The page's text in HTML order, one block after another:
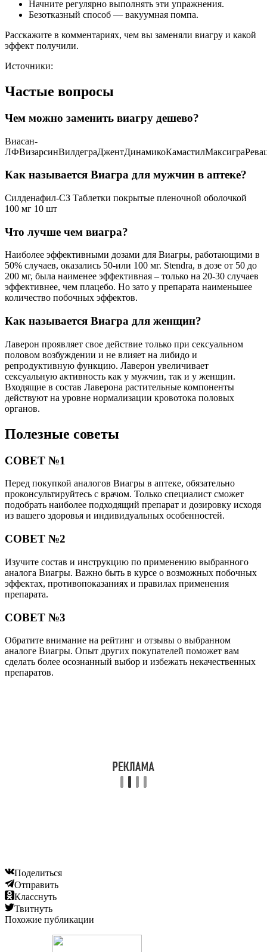
Начните регулярно выполнять эти упражнения.
Безотказный способ — вакуумная помпа.
Расскажите в комментариях, чем вы заменяли виагру и какой
эффект получили.
Источники:
Частые вопросы
Чем можно заменить виагру дешево?
Виасан-
Как называется Виагра для мужчин в аптеке?
Силденафил-СЗ Таблетки покрытые пленочной оболочкой
100 мг 10 шт
Что лучше чем виагра?
Наиболее эффективными дозами для Виагры, работающими в
50% случаев, оказались 50-или 100 мг. Stendra, в дозе от 50 до
200 мг, была наименее эффективная – только на 20-30 случаев
эффективнее, чем плацебо. Но зато у препарата наименьшее
количество побочных эффектов.
Как называется Виагра для женщин?
Лаверон проявляет свое действие только при сексуальном
половом возбуждении и не влияет на либидо и
репродуктивную функцию. Лаверон увеличивает
сексуальную активность как у мужчин, так и у женщин.
Входящие в состав Лаверона растительные компоненты
действуют на уровне нормализации кровотока половых
органов.
Полезные советы
СОВЕТ №1
Перед покупкой аналогов Виагры в аптеке, обязательно
проконсультируйтесь с врачом. Только специалист сможет
подобрать наиболее подходящий препарат и дозировку исходя
из вашего здоровья и индивидуальных особенностей.
СОВЕТ №2
Изучите состав и инструкцию по применению выбранного
аналога Виагры. Важно быть в курсе о возможных побочных
эффектах, противопоказаниях и правилах применения
препарата.
СОВЕТ №3
Обратите внимание на рейтинг и отзывы о выбранном
аналоге Виагры. Опыт других покупателей поможет вам
сделать более осознанный выбор и избежать некачественных
препаратов.
Поделиться
Отправить
Класснуть
Твитнуть
Похожие публикации